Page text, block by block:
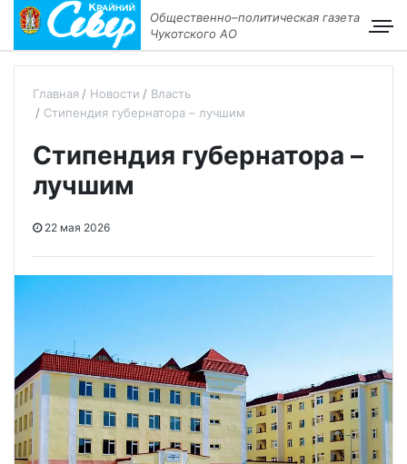
Общественно–политическая газета
Чукотского АО
Главная Новости
Власть
Стипендия губернатора – лучшим
Стипендия губернатора –
лучшим
22 мая 2026